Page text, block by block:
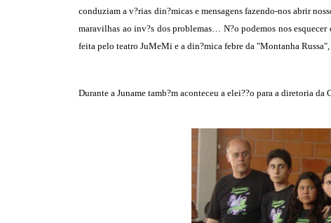
conduziam a v?rias din?micas e mensagens fazendo-nos abrir
maravilhas ao inv?s dos problemas… N?o podemos nos
feita pelo teatro JuMeMi e a din?mica febre da "Montanha
Durante a Juname tamb?m aconteceu a elei??o para a diretoria da